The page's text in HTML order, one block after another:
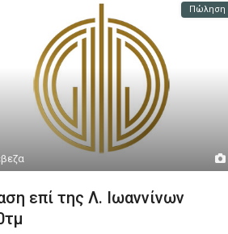
Πώληση
επί της Λ. Ιωαννίνων